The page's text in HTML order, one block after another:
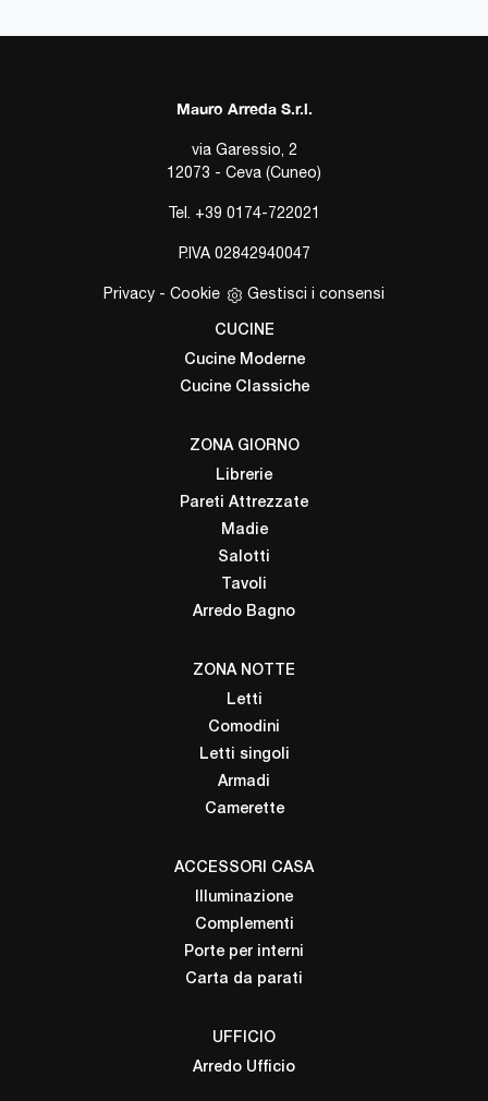
Mauro Arreda S.r.l.
via Garessio, 2
12073 - Ceva (Cuneo)
Tel. +39 0174-722021
P.IVA 02842940047
Privacy - Cookie Gestisci i consensi
CUCINE
Cucine Moderne
Cucine Classiche
ZONA GIORNO
Librerie
Pareti Attrezzate
Madie
Salotti
Tavoli
Arredo Bagno
ZONA NOTTE
Letti
Comodini
Letti singoli
Armadi
Camerette
ACCESSORI CASA
Illuminazione
Complementi
Porte per interni
Carta da parati
UFFICIO
Arredo Ufficio